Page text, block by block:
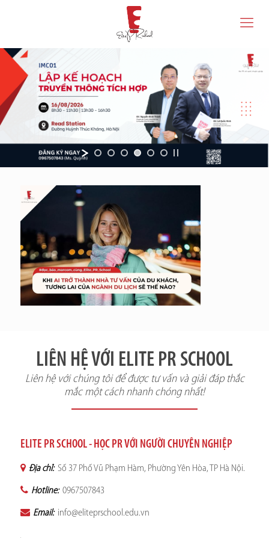
LIÊN HỆ VỚI ELITE PR SCHOOL
Liên hệ với chúng tôi để được tư vấn và giải đáp thắc
mắc một cách nhanh chóng nhất!
ELITE PR SCHOOL - HỌC PR VỚI NGƯỜI CHUYÊN NGHIỆP
Địa chỉ: Số 37 Phố Vũ Phạm Hàm, Phường Yên Hòa, TP Hà Nội.
Hotline: 0967507843
Email: info@eliteprschool.edu.vn